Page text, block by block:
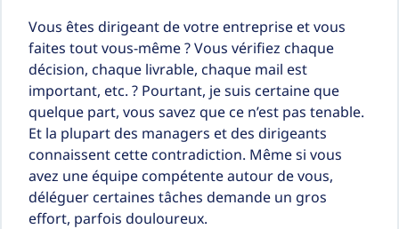
Vous êtes dirigeant de votre entreprise et vous
faites tout vous-même ? Vous vérifiez chaque
décision, chaque livrable, chaque mail est
important, etc. ? Pourtant, je suis certaine que
quelque part, vous savez que ce n’est pas tenable.
Et la plupart des managers et des dirigeants
connaissent cette contradiction. Même si vous
avez une équipe compétente autour de vous,
déléguer certaines tâches demande un gros
effort, parfois douloureux.